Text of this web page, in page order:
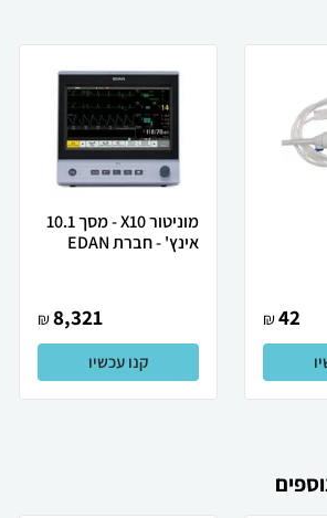
42
₪
מוניטור X10 - מסך 10.1
אינץ' - חברת EDAN
8,321
₪
קנו עכשיו